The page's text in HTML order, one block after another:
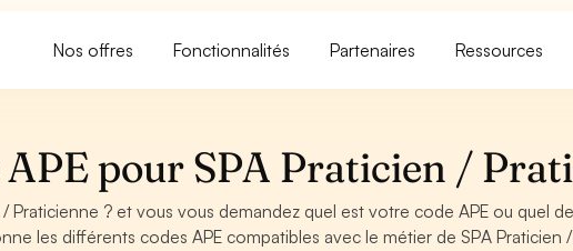
Nos offres Fonctionnalités Partenaires Ressources
APE pour SPA Praticien /
/ Praticienne ? et vous vous demandez quel est votre code APE ou quel
les différents codes APE compatibles avec le métier de SPA Praticien